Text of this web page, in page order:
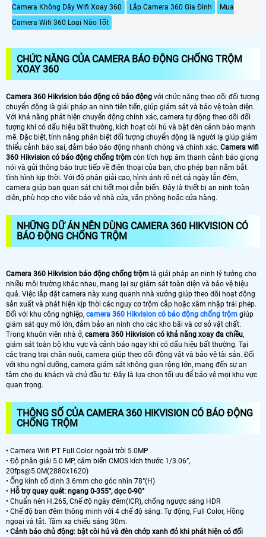
Camera Không Dây Wifi Xoay 360
Lắp Camera 360 Gia Đình
Mua
Camera Wifi 360 Loại Nào Tốt
CHỨC NĂNG CỦA CAMERA BÁO ĐỘNG CHỐNG TRỘM
XOAY 360
Camera 360 Hikvision báo động có báo động với chức năng theo dõi đối tượng
chuyển động là giải pháp an ninh tiên tiến, giúp giám sát và bảo vệ toàn diện.
Với khả năng phát hiện chuyển động chính xác, camera tự động theo dõi đối
tượng khi có dấu hiệu bất thường, kích hoạt còi hú và bật đèn cảnh báo mạnh
mẽ. Đặc biệt, tính năng phân biệt đối tượng chuyển động là người lạ giúp giảm
thiểu cảnh báo sai, đảm bảo báo động nhanh chóng và chính xác. Camera wifi
360 Hikvision có báo động chống trộm còn tích hợp âm thanh cảnh báo giọng
nói và gửi thông báo trực tiếp về điện thoại của bạn, cho phép bạn nắm bắt
tình hình kịp thời. Với độ phân giải cao, hình ảnh rõ nét cả ngày lẫn đêm,
camera giúp bạn quan sát chi tiết mọi diễn biến. Đây là thiết bị an ninh toàn
diện, phù hợp cho việc bảo vệ nhà cửa, văn phòng hoặc cửa hàng.
NHỮNG DỮ ÁN NÊN DÙNG CAMERA 360 HIKVISION CÓ
BÁO ĐỘNG CHỐNG TRỘM
Camera 360 Hikvision báo động chống trộm là giải pháp an ninh lý tưởng cho
nhiều môi trường khác nhau, mang lại sự giám sát toàn diện và bảo vệ hiệu
quả. Việc lắp đặt camera này xung quanh nhà xưởng giúp theo dõi hoạt động
sản xuất và phát hiện kịp thời các nguy cơ trộm cắp hoặc xâm nhập trái phép.
Đối với khu công nghiệp, camera 360 Hikvision có báo động chống trộm giúp
giám sát quy mô lớn, đảm bảo an ninh cho các kho bãi và cơ sở vật chất.
Trong khuôn viên nhà ở, camera 360 Hikvision có khả năng xoay đa chiều,
giám sát toàn bộ khu vực và cảnh báo ngay khi có dấu hiệu bất thường. Tại
các trang trại chăn nuôi, camera giúp theo dõi động vật và bảo vệ tài sản. Đối
với khu nghỉ dưỡng, camera giám sát không gian rộng lớn, mang đến sự an
tâm cho du khách và chủ đầu tư. Đây là lựa chọn tối ưu để bảo vệ mọi khu vực
quan trọng.
THÔNG SỐ CỦA CAMERA 360 HIKVISION CÓ BÁO ĐỘNG
CHỐNG TRỘM
• Camera Wifi PT Full Color ngoài trời 5.0MP
• Độ phân giải 5.0 MP, cảm biến CMOS kích thước 1/3.06”,
20fps@5.0M(2880x1620)
• Ống kính cố định 3.6mm cho góc nhìn 78°(H)
• Hỗ trợ quay quét: ngang 0-355°, dọc 0-90°
• Chuẩn nén H.265, Chế độ ngày đêm(ICR), chống ngược sáng HDR
• Chế độ ban đêm thông minh với 4 chế độ sáng: Tự động, Full Color, Hồng
ngoại và tắt. Tầm xa chiếu sáng 30m.
• Cảnh báo chủ động: bật còi hú và đèn chớp xanh đỏ khi phát hiện có đối